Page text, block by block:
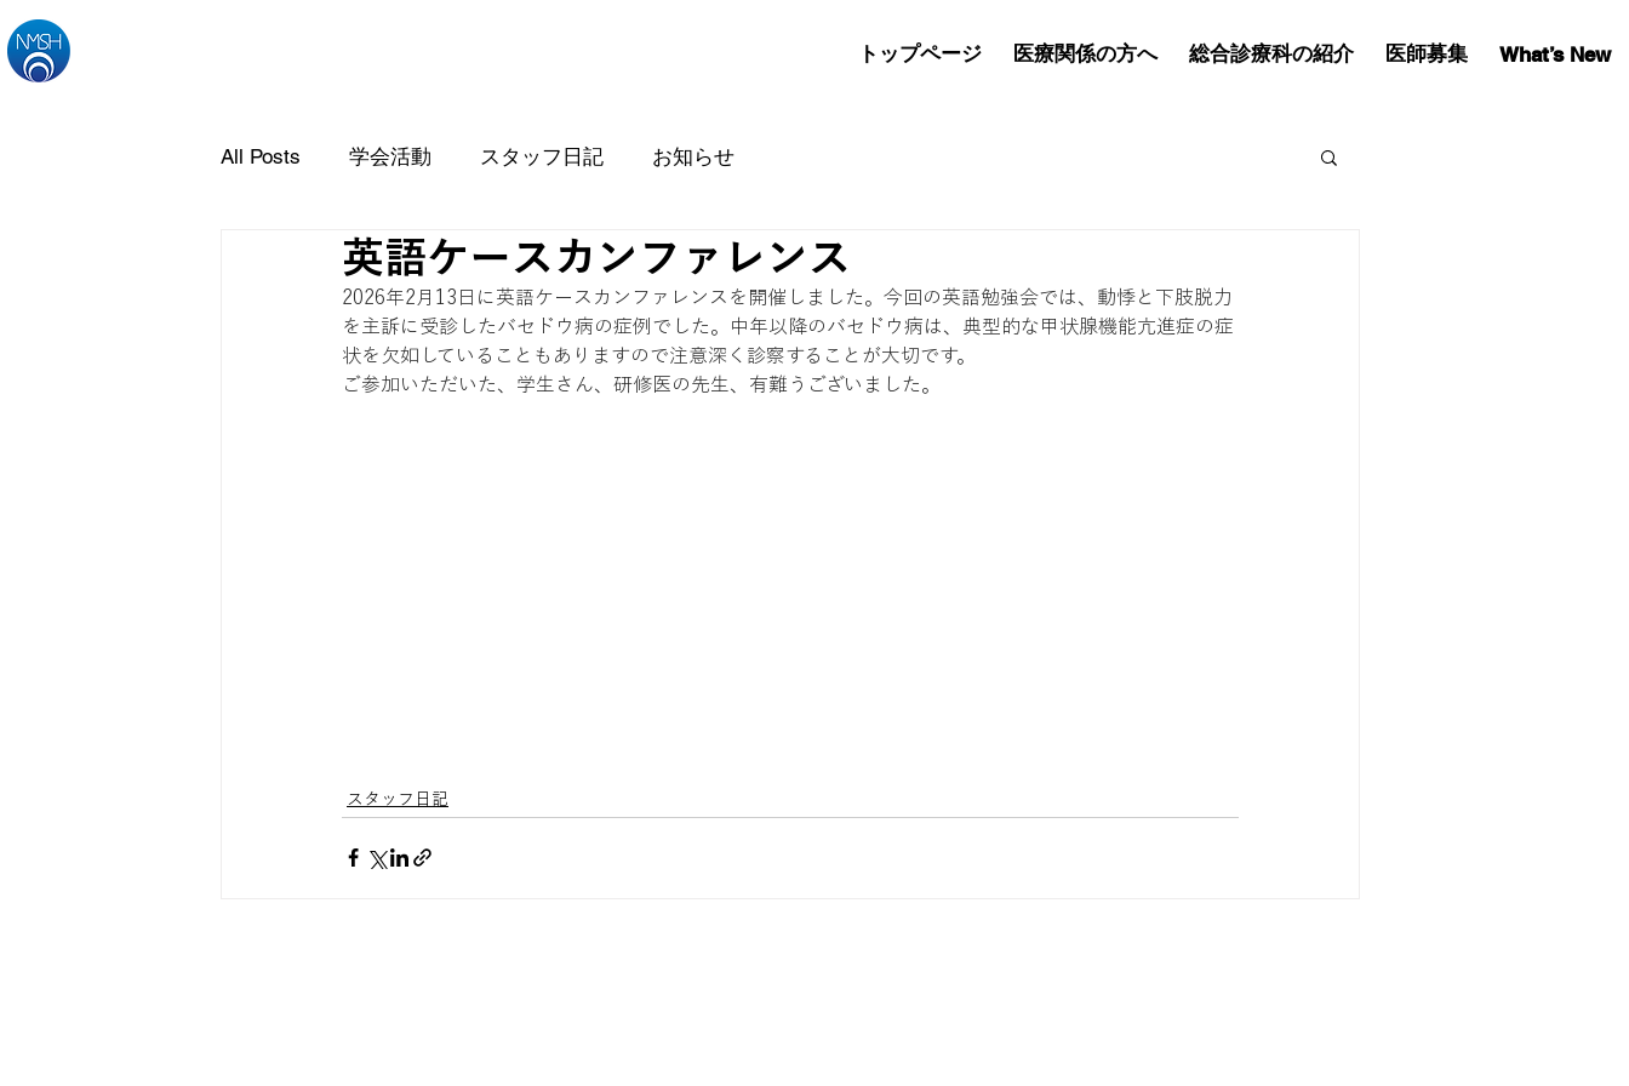
トップページ 医療関係の方へ 総合診療科の紹介 医師募集 What’s New
All Posts 学会活動 スタッフ日記 お知らせ
英語ケースカンファレンス
2026年2月13日に英語ケースカンファレンスを開催しました。今回の英語勉強会では、動悸と下肢脱力
を主訴に受診したバセドウ病の症例でした。中年以降のバセドウ病は、典型的な甲状腺機能亢進症の症
状を欠如していることもありますので注意深く診察することが大切です。
ご参加いただいた、学生さん、研修医の先生、有難うございました。
スタッフ日記